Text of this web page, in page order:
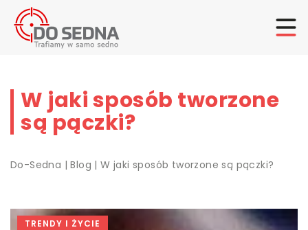
W jaki sposób tworzone
są pączki?
Do-Sedna |Blog |W jaki sposób tworzone są pączki?
TRENDY I ŻYCIE